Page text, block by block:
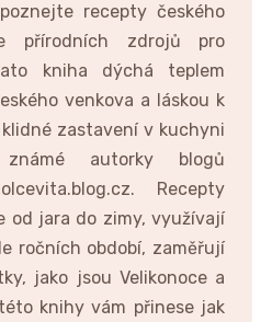
recepty českého
přírodních zdrojů pro
kniha dýchá teplem
venkova a láskou k
zastavení v kuchyni
známé autorky blogů
Recepty
od jara do zimy, využívají
ročních období, zaměřují
jako jsou Velikonoce a
knihy vám přinese jak